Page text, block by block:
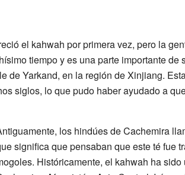
el kahwah por primera vez, pero la
tiempo y es una parte importante de
de Yarkand, en la región de Xinjiang.
siglos, lo que pudo haber ayudado a
los hindúes de Cachemira
significa que pensaban que este té fue
Históricamente, el kahwah ha